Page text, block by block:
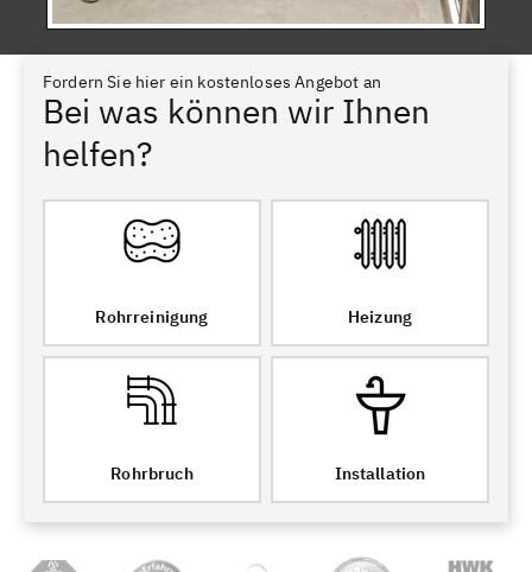
Fordern Sie hier ein kostenloses Angebot an
Bei was können wir Ihnen
helfen?
Rohrreinigung Heizung
Rohrbruch Installation